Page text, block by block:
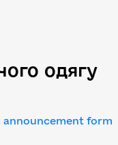
одягу
announcement form